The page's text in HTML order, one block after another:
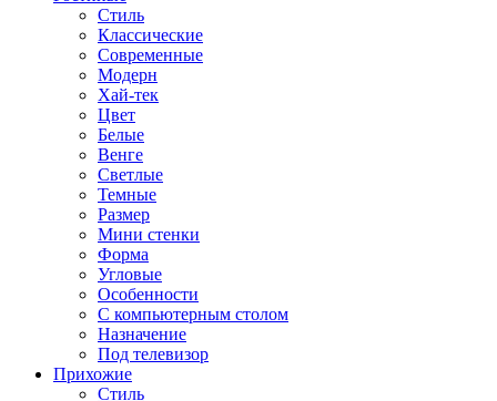
Стиль
Классические
Современные
Модерн
Хай-тек
Цвет
Белые
Венге
Светлые
Темные
Размер
Мини стенки
Форма
Угловые
Особенности
С компьютерным столом
Назначение
Под телевизор
Прихожие
Стиль